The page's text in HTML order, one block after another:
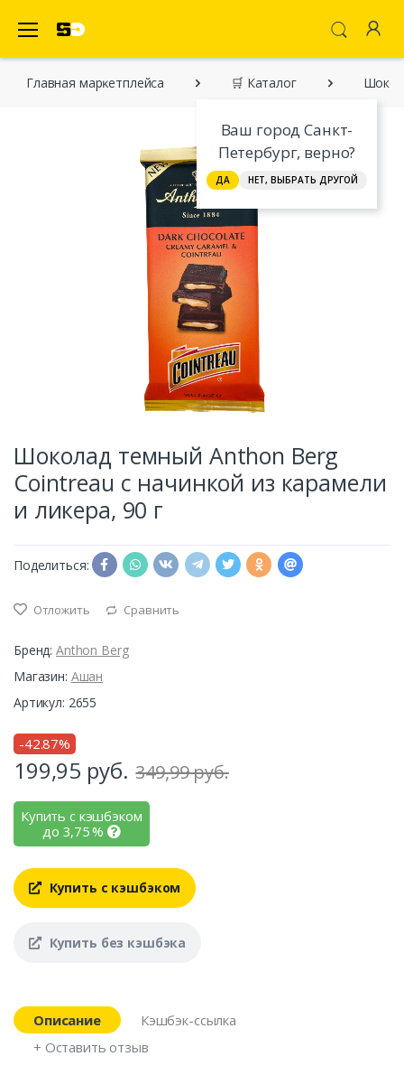
Ваш город Санкт-
Петербург, верно?
ДА НЕТ, ВЫБРАТЬ ДРУГОЙ
Главная марĸетплейса 🛒 Каталог
Шоколад темный Anthon Berg
Cointreau с начинкой из карамели
и ликера, 90 г
Поделиться:
Отложить Сравнить
Бренд: Anthon Berg
Магазин: Ашан
Артикул: 2655
-42.87%
199,95 руб. 349,99 руб.
Купить с кэшбэком
до 3,75%
Купить с кэшбэком
Купить без кэшбэка
Описание
Кэшбэк-ссылка
+ Оставить отзыв